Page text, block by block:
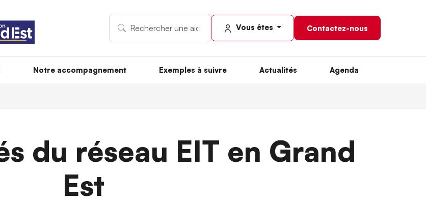
Vous êtes Contactez-nous
Notre accompagnement Exemples à suivre Actualités Agenda
du réseau EIT en Grand
Est